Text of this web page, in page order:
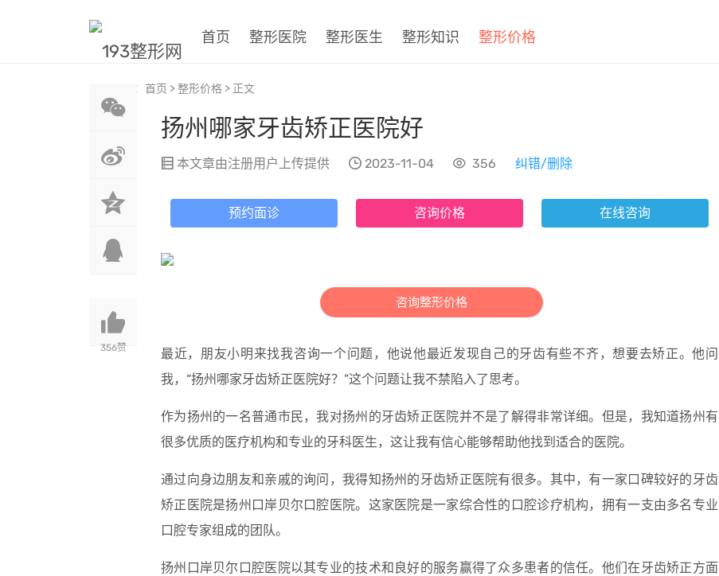
首页 整形医院 整形医生 整形知识 整形价格
当前位置： 首页 > 整形价格 > 正文
扬州哪家牙齿矫正医院好
本文章由注册用户上传提供 2023-11-04 356 纠错/删除
预约面诊 咨询价格 在线咨询
咨询整形价格
最近，朋友小明来找我咨询一个问题，他说他最近发现自己的牙齿有些不齐，想要去矫正。他问
我，“扬州哪家牙齿矫正医院好？”这个问题让我不禁陷入了思考。
作为扬州的一名普通市民，我对扬州的牙齿矫正医院并不是了解得非常详细。但是，我知道扬州有
很多优质的医疗机构和专业的牙科医生，这让我有信心能够帮助他找到适合的医院。
通过向身边朋友和亲戚的询问，我得知扬州的牙齿矫正医院有很多。其中，有一家口碑较好的牙齿
矫正医院是扬州口岸贝尔口腔医院。这家医院是一家综合性的口腔诊疗机构，拥有一支由多名专业
口腔专家组成的团队。
扬州口岸贝尔口腔医院以其专业的技术和良好的服务赢得了众多患者的信任。他们在牙齿矫正方面
356赞